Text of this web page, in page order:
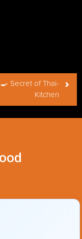
Secret of Thai-
Kitchen